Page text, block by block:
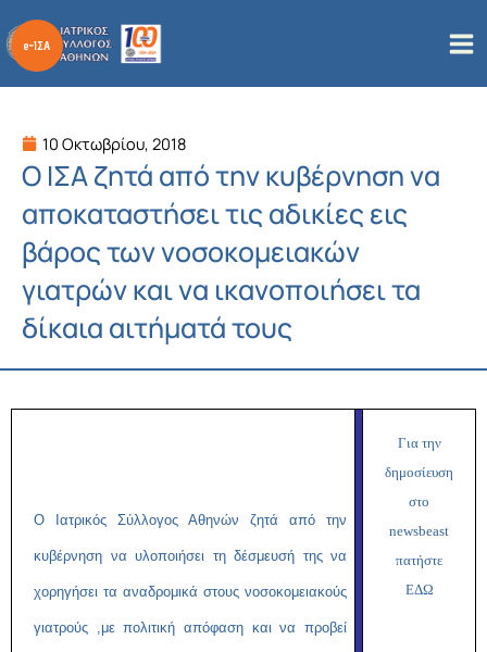
στο
περιεχόμενο
10 Οκτωβρίου, 2018
Ο ΙΣΑ ζητά από την κυβέρνηση να
αποκαταστήσει τις αδικίες εις
βάρος των νοσοκομειακών
γιατρών και να ικανοποιήσει τα
δίκαια αιτήματά τους
Ο Ιατρικός Σύλλογος Αθηνών ζητά από την
κυβέρνηση να υλοποιήσει τη δέσμευσή της να
χορηγήσει τα αναδρομικά στους νοσοκομειακούς
γιατρούς ,με πολιτική απόφαση και να προβεί
Για την
δημοσίευση
στο
newsbeast
πατήστε
ΕΔΩ